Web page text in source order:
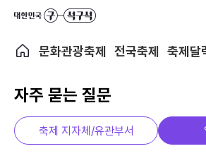
문화관광축제 전국축제 축제달
자주 묻는 질문
축제 지자체/유관부서